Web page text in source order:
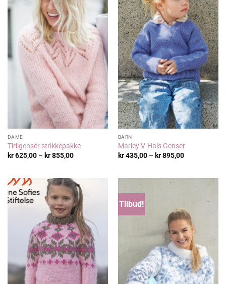
DAME
Tirilgenser strikkepakke
kr625,00 – kr855,00Prisområde:
BARN
Marley V-Hals Genser
kr435,00 – kr895,00Prisområde:
Tilbud!